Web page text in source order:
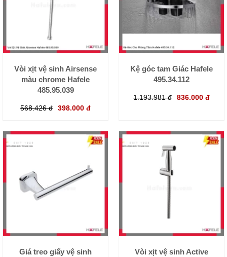
Vòi xịt vệ sinh Airsense
màu chrome Hafele
485.95.039
568.426 đ 398.000 đ
Kệ góc tam Giác Hafele
495.34.112
1.193.981 đ 836.000 đ
Giá treo giấy vệ sinh
Vòi xịt vệ sinh Active